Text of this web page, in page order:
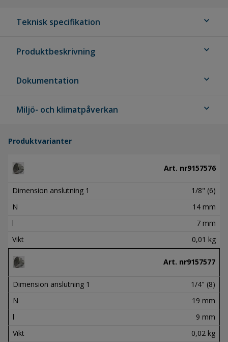
Teknisk specifikation expand_more
Produktbeskrivning expand_more
Dokumentation expand_more
Miljö- och klimatpåverkan expand_more
Produktvarianter
Art. nr9157576
Dimension anslutning 1
1/8" (6)
N
14 mm
l
7 mm
Vikt
0,01 kg
Art. nr9157577
Dimension anslutning 1
1/4" (8)
N
19 mm
l
9 mm
Vikt
0,02 kg